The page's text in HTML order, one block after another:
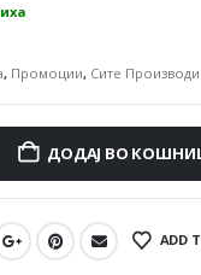
, Промоции, Сите Производи
ДОДАЈ ВО
ADD